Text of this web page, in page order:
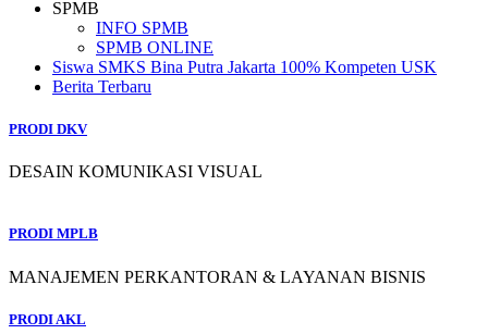
SPMB
INFO SPMB
SPMB ONLINE
Siswa SMKS Bina Putra Jakarta 100% Kompeten USK
Berita Terbaru
PRODI DKV
DESAIN KOMUNIKASI VISUAL
PRODI MPLB
MANAJEMEN PERKANTORAN & LAYANAN BISNIS
PRODI AKL